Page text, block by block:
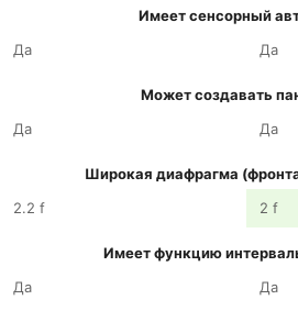
Имеет сенсорный
Да
Да
Может создавать
Да
Да
Широкая диафрагма
2.2 f
2 f
Имеет функцию
Да
Да